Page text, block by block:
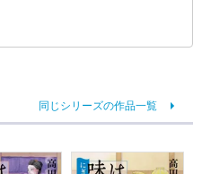
同じシリーズの作品一覧